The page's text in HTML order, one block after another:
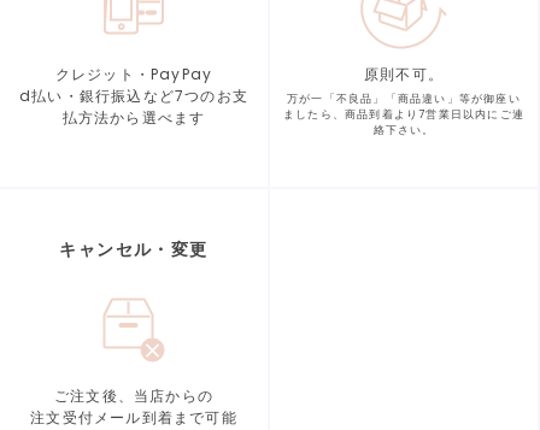
クレジット・PayPay
d払い・銀行振込など7つのお支
払方法から選べます
原則不可。
万が一「不良品」「商品違い」等が御座い
ましたら、商品到着より7営業日以内にご連
絡下さい。
キャンセル・変更
ご注文後、当店からの
注文受付メール到着まで可能